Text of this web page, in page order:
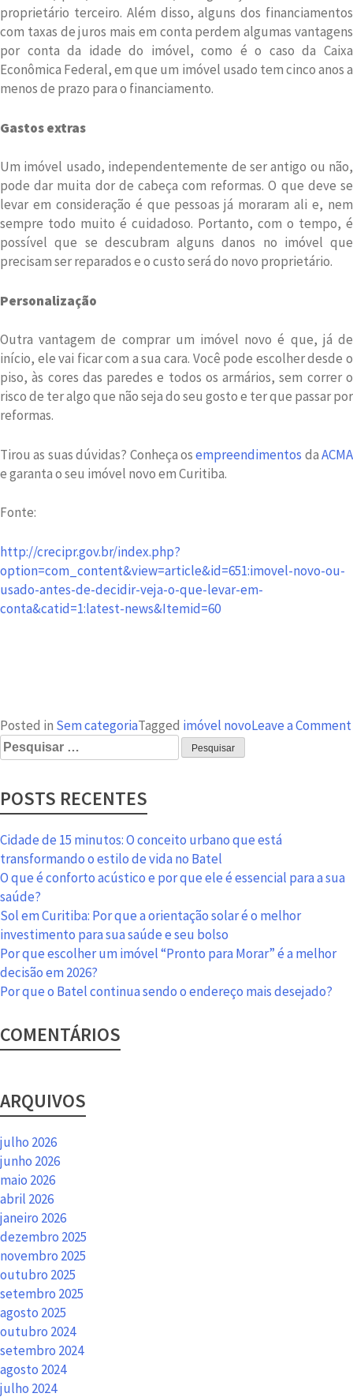
proprietário terceiro. Além disso, alguns dos financiamentos
com taxas de juros mais em conta perdem algumas vantagens
por conta da idade do imóvel, como é o caso da Caixa
Econômica Federal, em que um imóvel usado tem cinco anos a
menos de prazo para o financiamento.
Gastos extras
Um imóvel usado, independentemente de ser antigo ou não,
pode dar muita dor de cabeça com reformas. O que deve se
levar em consideração é que pessoas já moraram ali e, nem
sempre todo muito é cuidadoso. Portanto, com o tempo, é
possível que se descubram alguns danos no imóvel que
precisam ser reparados e o custo será do novo proprietário.
Personalização
Outra vantagem de comprar um imóvel novo é que, já de
início, ele vai ficar com a sua cara. Você pode escolher desde o
piso, às cores das paredes e todos os armários, sem correr o
risco de ter algo que não seja do seu gosto e ter que passar por
reformas.
Tirou as suas dúvidas? Conheça osempreendimentos daACMA
e garanta o seu imóvel novo em Curitiba.
Fonte:
http://crecipr.gov.br/index.php?
option=com_content&view=article&id=651:imovel-novo-ou-
usado-antes-de-decidir-veja-o-que-levar-em-
conta&catid=1:latest-news&Itemid=60
Posted in Sem categoriaTagged imóvel novoLeave a Comment
Pesquisar
por:
POSTS RECENTES
Cidade de 15 minutos: O conceito urbano que está
transformando o estilo de vida no Batel
O que é conforto acústico e por que ele é essencial para a sua
saúde?
Sol em Curitiba: Por que a orientação solar é o melhor
investimento para sua saúde e seu bolso
Por que escolher um imóvel “Pronto para Morar” é a melhor
decisão em 2026?
Por que o Batel continua sendo o endereço mais desejado?
COMENTÁRIOS
ARQUIVOS
julho 2026
junho 2026
maio 2026
abril 2026
janeiro 2026
dezembro 2025
novembro 2025
outubro 2025
setembro 2025
agosto 2025
outubro 2024
setembro 2024
agosto 2024
julho 2024